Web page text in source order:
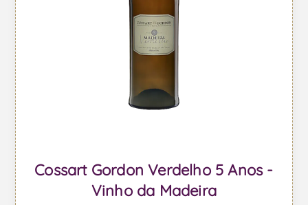
Cossart Gordon Verdelho 5 Anos -
Vinho da Madeira